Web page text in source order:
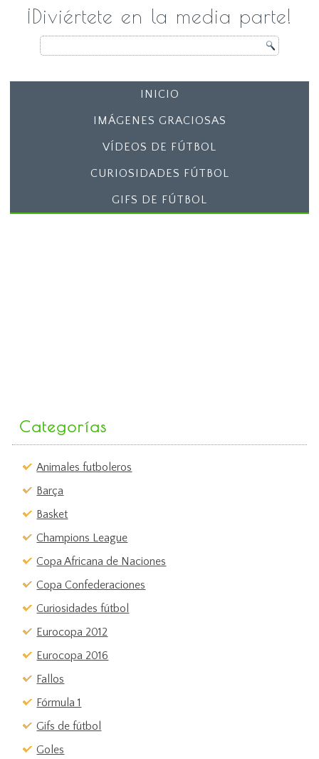
¡Diviértete en la media parte!
INICIO
IMÁGENES GRACIOSAS
VÍDEOS DE FÚTBOL
CURIOSIDADES FÚTBOL
GIFS DE FÚTBOL
Categorías
Animales futboleros
Barça
Basket
Champions League
Copa Africana de Naciones
Copa Confederaciones
Curiosidades fútbol
Eurocopa 2012
Eurocopa 2016
Fallos
Fórmula 1
Gifs de fútbol
Goles